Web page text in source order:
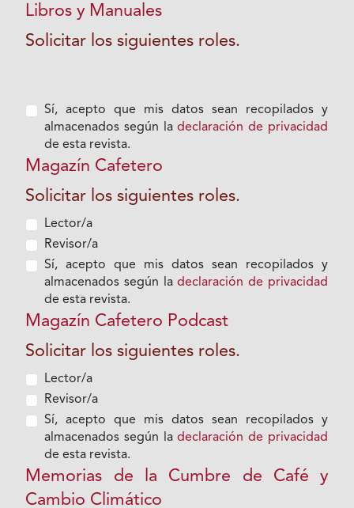
Libros y Manuales
Solicitar los siguientes roles.
Sí, acepto que mis datos sean recopilados y
almacenados según ladeclaración de privacidad
de esta revista.
Magazín Cafetero
Solicitar los siguientes roles.
Lector/a
Revisor/a
Sí, acepto que mis datos sean recopilados y
almacenados según ladeclaración de privacidad
de esta revista.
Magazín Cafetero Podcast
Solicitar los siguientes roles.
Lector/a
Revisor/a
Sí, acepto que mis datos sean recopilados y
almacenados según ladeclaración de privacidad
de esta revista.
Memorias de la Cumbre de Café y
Cambio Climático